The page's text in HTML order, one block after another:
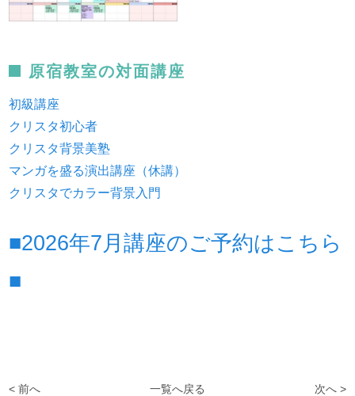
原宿教室の対面講座
初級講座
クリスタ初心者
クリスタ背景美塾
マンガを盛る演出講座（休講）
クリスタでカラー背景入門
■2026年7月講座のご予約はこちら
■
< 前へ 一覧へ戻る 次へ >